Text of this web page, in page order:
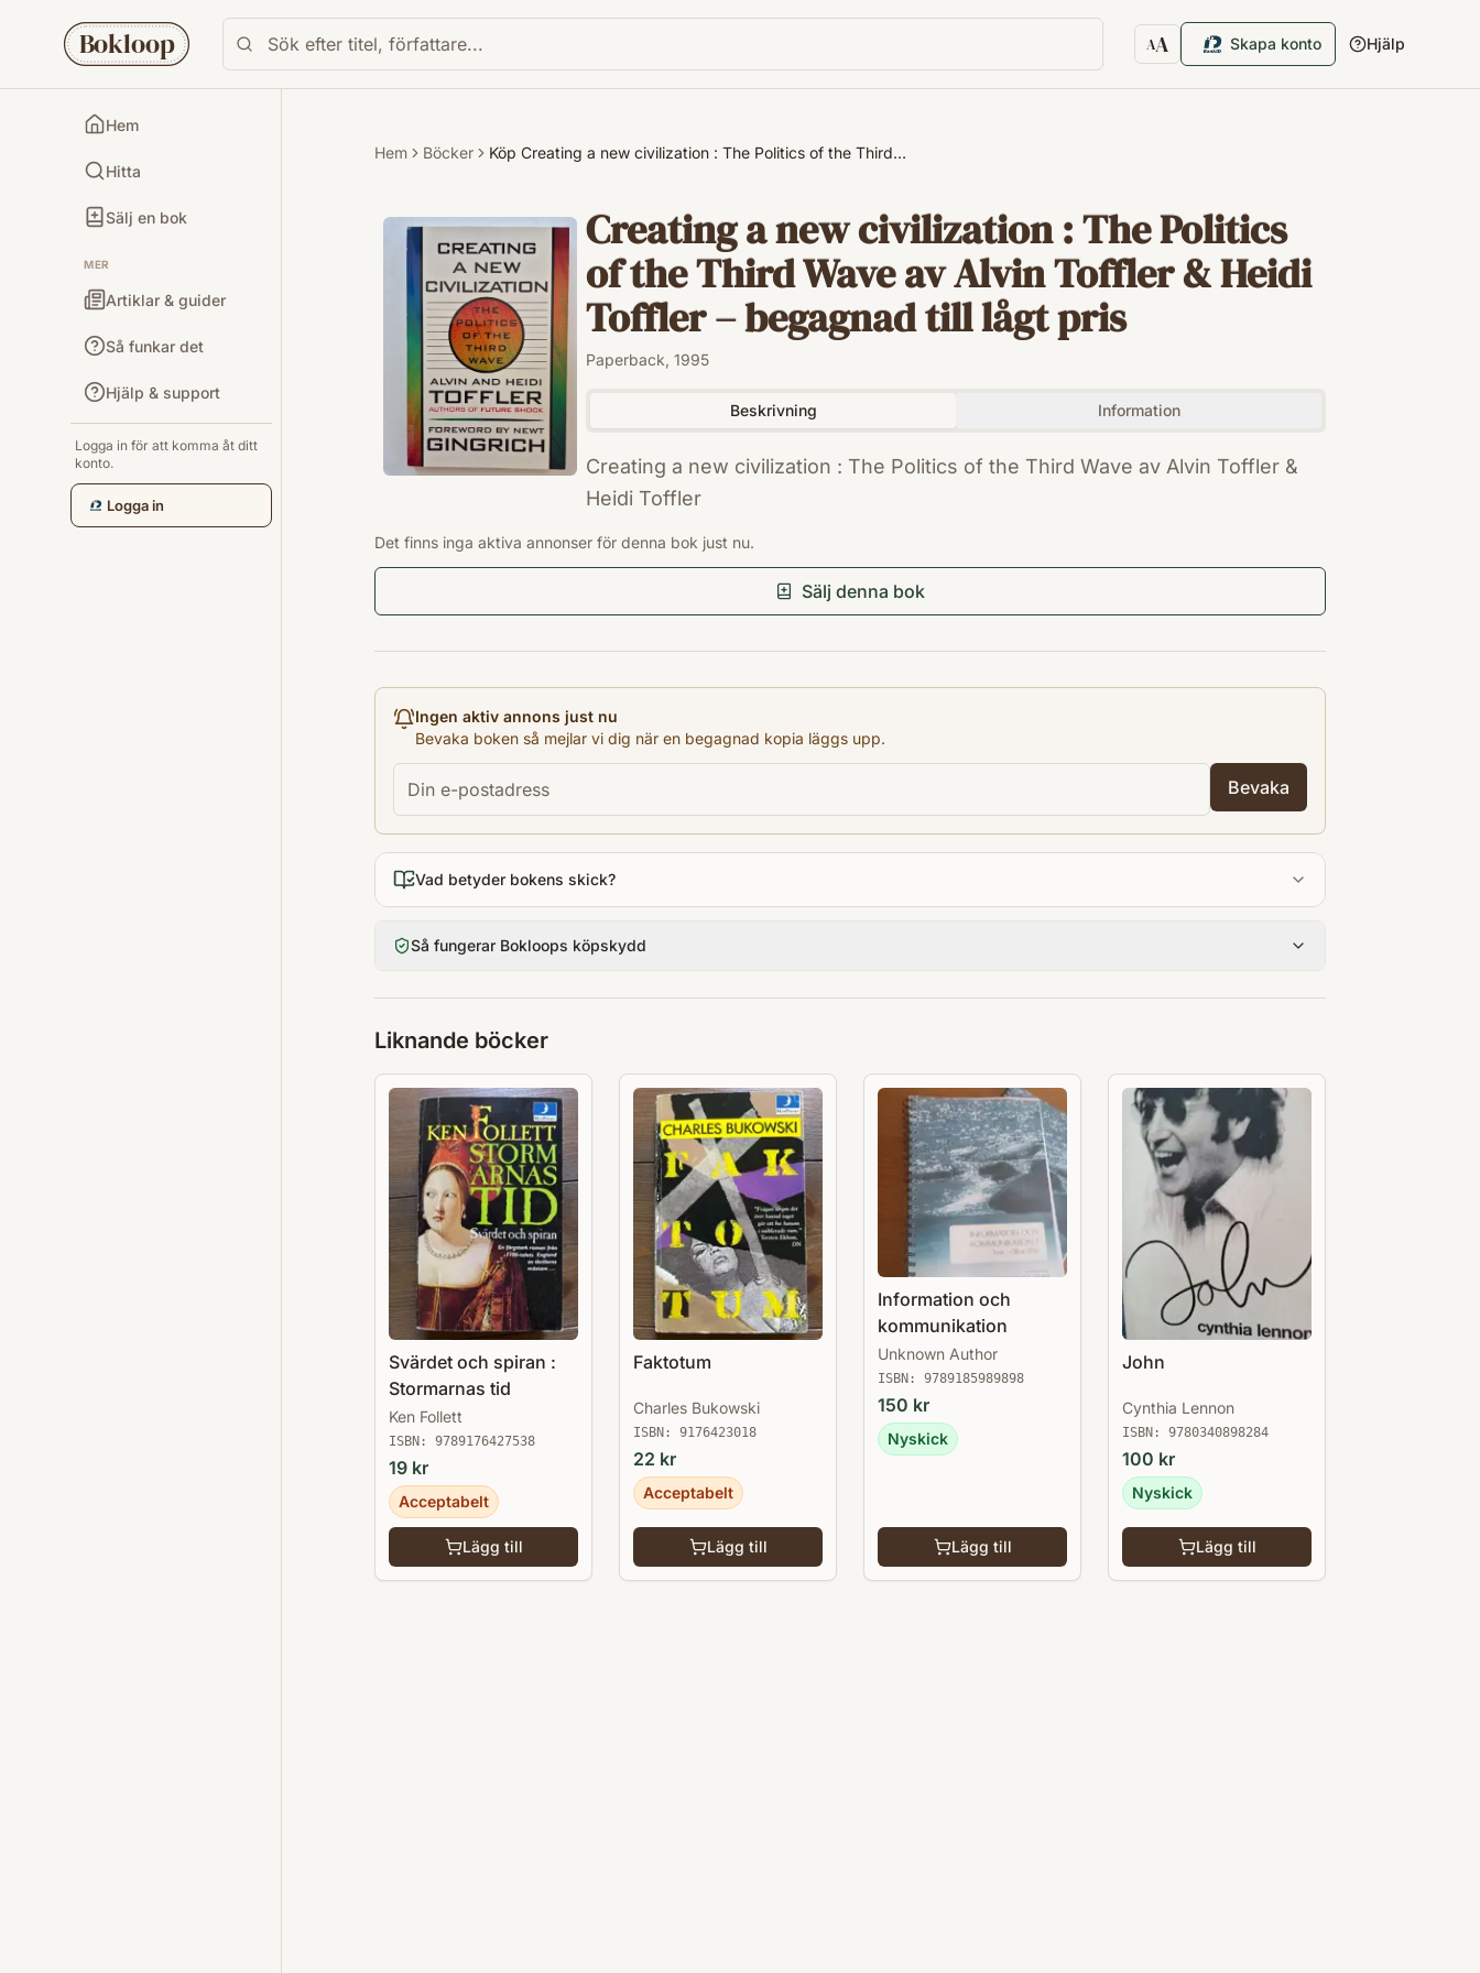
Bokloop AA
Textstorlek
Skapa konto Hjälp
Hem
Hitta
Sälj en bok
MER
Artiklar & guider
Så funkar det
Hjälp & support
Logga in för att komma åt ditt
konto.
Logga in
Hem Böcker Köp Creating a new civilization : The Politics of the Third…
Creating a new civilization : The Politics
of the Third Wave av Alvin Toffler & Heidi
Toffler – begagnad till lågt pris
Paperback, 1995
Beskrivning Information
Creating a new civilization : The Politics of the Third Wave av Alvin Toffler &
Heidi Toffler
Atlanta : Turner
Utgivningsår
Språk
English
Format
Det finns inga aktiva annonser för denna bok just nu.
Sälj denna bok
Ingen aktiv annons just nu
Bevaka boken så mejlar vi dig när en begagnad kopia läggs upp.
Bevaka
Vad betyder bokens skick?
Så fungerar Bokloops köpskydd
Liknande böcker
Svärdet och spiran :
Stormarnas tid
Ken Follett
ISBN: 9789176427538
19 kr
Acceptabelt
Lägg till
Faktotum
Charles Bukowski
ISBN: 9176423018
22 kr
Acceptabelt
Lägg till
Information och
kommunikation
Unknown Author
ISBN: 9789185989898
150 kr
Nyskick
Lägg till
John
Cynthia Lennon
ISBN: 9780340898284
100 kr
Nyskick
Lägg till